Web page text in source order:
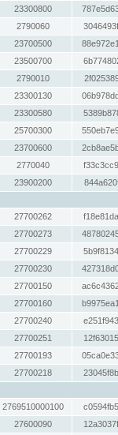
23300800
2790060
23700500
23500700
2790010
23300130
23300580
25700300
23700600
2770040
23900200
27700262
27700273
27700229
27700230
27700150
27700160
27700240
27700251
27700193
27700218
2769510000100
27600090